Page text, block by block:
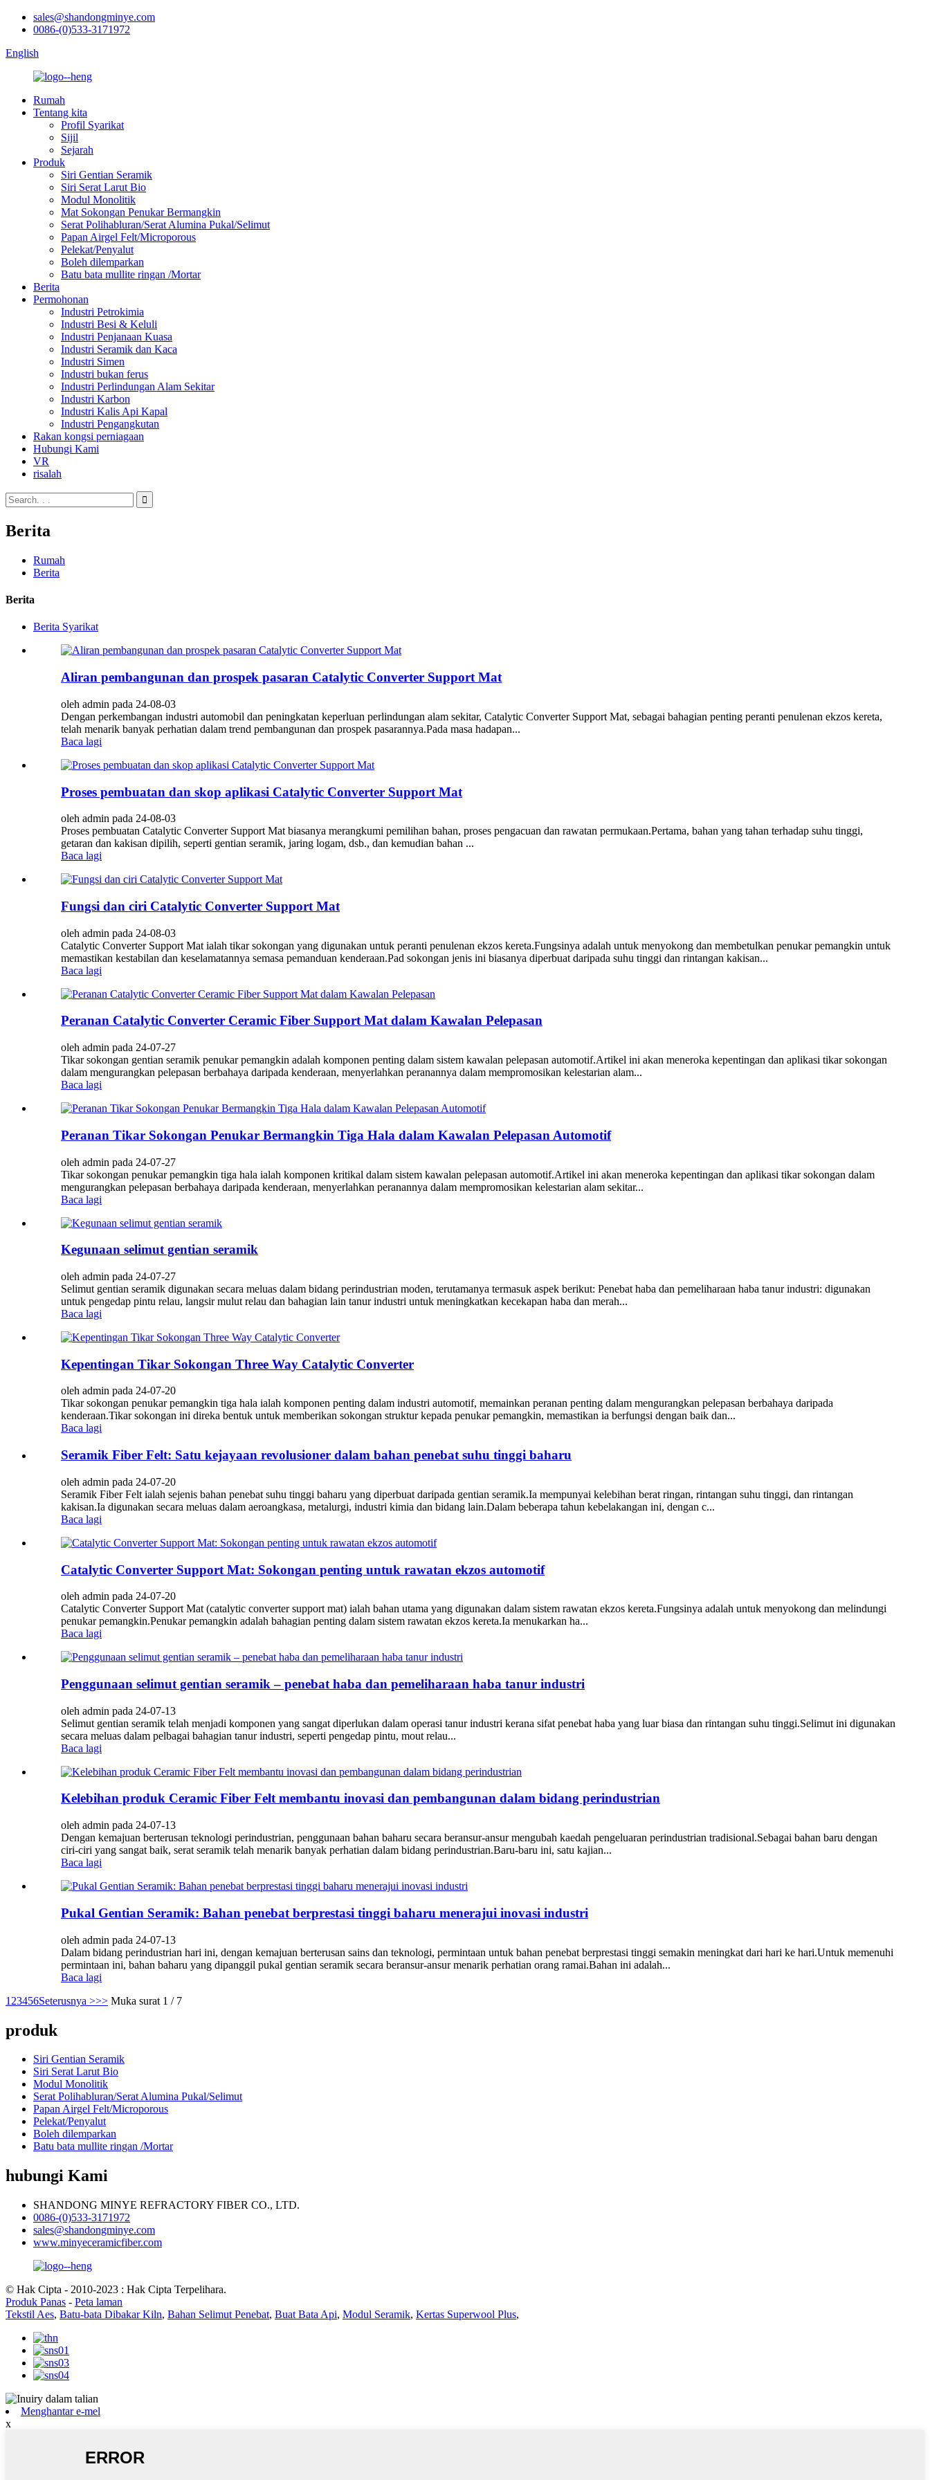
sales@shandongminye.com
0086-(0)533-3171972
English
Rumah
Tentang kita
Profil Syarikat
Sijil
Sejarah
Produk
Siri Gentian Seramik
Siri Serat Larut Bio
Modul Monolitik
Mat Sokongan Penukar Bermangkin
Serat Polihabluran/Serat Alumina Pukal/Selimut
Papan Airgel Felt/Microporous
Pelekat/Penyalut
Boleh dilemparkan
Batu bata mullite ringan /Mortar
Berita
Permohonan
Industri Petrokimia
Industri Besi & Keluli
Industri Penjanaan Kuasa
Industri Seramik dan Kaca
Industri Simen
Industri bukan ferus
Industri Perlindungan Alam Sekitar
Industri Karbon
Industri Kalis Api Kapal
Industri Pengangkutan
Rakan kongsi perniagaan
Hubungi Kami
VR
risalah
Berita
Rumah
Berita
Berita
Berita Syarikat
Aliran pembangunan dan prospek pasaran Catalytic Converter Support Mat
oleh admin pada 24-08-03
Dengan perkembangan industri automobil dan peningkatan keperluan perlindungan alam sekitar, Catalytic Converter Support Mat, sebagai bahagian penting peranti penulenan ekzos kereta,
telah menarik banyak perhatian dalam trend pembangunan dan prospek pasarannya.Pada masa hadapan...
Baca lagi
Proses pembuatan dan skop aplikasi Catalytic Converter Support Mat
oleh admin pada 24-08-03
Proses pembuatan Catalytic Converter Support Mat biasanya merangkumi pemilihan bahan, proses pengacuan dan rawatan permukaan.Pertama, bahan yang tahan terhadap suhu tinggi,
getaran dan kakisan dipilih, seperti gentian seramik, jaring logam, dsb., dan kemudian bahan ...
Baca lagi
Fungsi dan ciri Catalytic Converter Support Mat
oleh admin pada 24-08-03
Catalytic Converter Support Mat ialah tikar sokongan yang digunakan untuk peranti penulenan ekzos kereta.Fungsinya adalah untuk menyokong dan membetulkan penukar pemangkin untuk
memastikan kestabilan dan keselamatannya semasa pemanduan kenderaan.Pad sokongan jenis ini biasanya diperbuat daripada suhu tinggi dan rintangan kakisan...
Baca lagi
Peranan Catalytic Converter Ceramic Fiber Support Mat dalam Kawalan Pelepasan
oleh admin pada 24-07-27
Tikar sokongan gentian seramik penukar pemangkin adalah komponen penting dalam sistem kawalan pelepasan automotif.Artikel ini akan meneroka kepentingan dan aplikasi tikar sokongan
dalam mengurangkan pelepasan berbahaya daripada kenderaan, menyerlahkan peranannya dalam mempromosikan kelestarian alam...
Baca lagi
Peranan Tikar Sokongan Penukar Bermangkin Tiga Hala dalam Kawalan Pelepasan Automotif
oleh admin pada 24-07-27
Tikar sokongan penukar pemangkin tiga hala ialah komponen kritikal dalam sistem kawalan pelepasan automotif.Artikel ini akan meneroka kepentingan dan aplikasi tikar sokongan dalam
mengurangkan pelepasan berbahaya daripada kenderaan, menyerlahkan peranannya dalam mempromosikan kelestarian alam sekitar...
Baca lagi
Kegunaan selimut gentian seramik
oleh admin pada 24-07-27
Selimut gentian seramik digunakan secara meluas dalam bidang perindustrian moden, terutamanya termasuk aspek berikut: Penebat haba dan pemeliharaan haba tanur industri: digunakan
untuk pengedap pintu relau, langsir mulut relau dan bahagian lain tanur industri untuk meningkatkan kecekapan haba dan merah...
Baca lagi
Kepentingan Tikar Sokongan Three Way Catalytic Converter
oleh admin pada 24-07-20
Tikar sokongan penukar pemangkin tiga hala ialah komponen penting dalam industri automotif, memainkan peranan penting dalam mengurangkan pelepasan berbahaya daripada
kenderaan.Tikar sokongan ini direka bentuk untuk memberikan sokongan struktur kepada penukar pemangkin, memastikan ia berfungsi dengan baik dan...
Baca lagi
Seramik Fiber Felt: Satu kejayaan revolusioner dalam bahan penebat suhu tinggi baharu
oleh admin pada 24-07-20
Seramik Fiber Felt ialah sejenis bahan penebat suhu tinggi baharu yang diperbuat daripada gentian seramik.Ia mempunyai kelebihan berat ringan, rintangan suhu tinggi, dan rintangan
kakisan.Ia digunakan secara meluas dalam aeroangkasa, metalurgi, industri kimia dan bidang lain.Dalam beberapa tahun kebelakangan ini, dengan c...
Baca lagi
Catalytic Converter Support Mat: Sokongan penting untuk rawatan ekzos automotif
oleh admin pada 24-07-20
Catalytic Converter Support Mat (catalytic converter support mat) ialah bahan utama yang digunakan dalam sistem rawatan ekzos kereta.Fungsinya adalah untuk menyokong dan melindungi
penukar pemangkin.Penukar pemangkin adalah bahagian penting dalam sistem rawatan ekzos kereta.Ia menukarkan ha...
Baca lagi
Penggunaan selimut gentian seramik – penebat haba dan pemeliharaan haba tanur industri
oleh admin pada 24-07-13
Selimut gentian seramik telah menjadi komponen yang sangat diperlukan dalam operasi tanur industri kerana sifat penebat haba yang luar biasa dan rintangan suhu tinggi.Selimut ini digunakan
secara meluas dalam pelbagai bahagian tanur industri, seperti pengedap pintu, mout relau...
Baca lagi
Kelebihan produk Ceramic Fiber Felt membantu inovasi dan pembangunan dalam bidang perindustrian
oleh admin pada 24-07-13
Dengan kemajuan berterusan teknologi perindustrian, penggunaan bahan baharu secara beransur-ansur mengubah kaedah pengeluaran perindustrian tradisional.Sebagai bahan baru dengan
ciri-ciri yang sangat baik, serat seramik telah menarik banyak perhatian dalam bidang perindustrian.Baru-baru ini, satu kajian...
Baca lagi
Pukal Gentian Seramik: Bahan penebat berprestasi tinggi baharu menerajui inovasi industri
oleh admin pada 24-07-13
Dalam bidang perindustrian hari ini, dengan kemajuan berterusan sains dan teknologi, permintaan untuk bahan penebat berprestasi tinggi semakin meningkat dari hari ke hari.Untuk memenuhi
permintaan ini, bahan baharu yang dipanggil pukal gentian seramik secara beransur-ansur menarik perhatian orang ramai.Bahan ini adalah...
Baca lagi
1 23456Seterusnya >>> Muka surat 1 / 7
produk
Siri Gentian Seramik
Siri Serat Larut Bio
Modul Monolitik
Serat Polihabluran/Serat Alumina Pukal/Selimut
Papan Airgel Felt/Microporous
Pelekat/Penyalut
Boleh dilemparkan
Batu bata mullite ringan /Mortar
hubungi Kami
SHANDONG MINYE REFRACTORY FIBER CO., LTD.
0086-(0)533-3171972
sales@shandongminye.com
www.minyeceramicfiber.com
© Hak Cipta - 2010-2023 : Hak Cipta Terpelihara.
Produk Panas - Peta laman
Tekstil Aes, Batu-bata Dibakar Kiln, Bahan Selimut Penebat, Buat Bata Api, Modul Seramik, Kertas Superwool Plus,
Menghantar e-mel
x